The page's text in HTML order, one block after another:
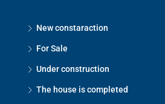
New constaraction
For Sale
Under construction
The house is completed